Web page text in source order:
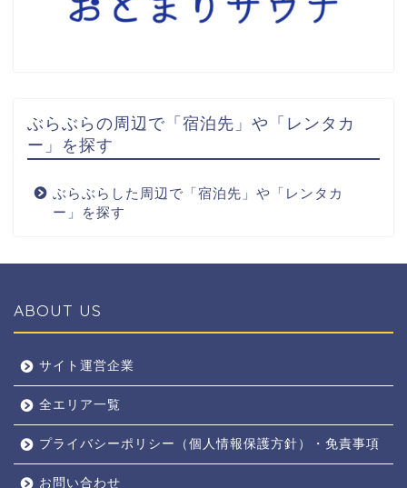
ぶらぶらの周辺で「宿泊先」や「レンタカ
ー」を探す
ぶらぶらした周辺で「宿泊先」や「レンタカ
ー」を探す
ABOUT US
サイト運営企業
全エリア一覧
プライバシーポリシー（個人情報保護方針）・免責事項
お問い合わせ
奈良